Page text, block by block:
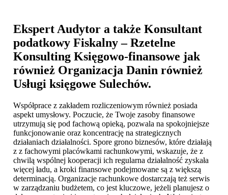
Ekspert Audytor a także Konsultant
podatkowy Fiskalny – Rzetelne
Konsulting Księgowo-finansowe jak
również Organizacja Danin również
Usługi księgowe Sulechów.
Współprace z zakładem rozliczeniowym również posiada
aspekt umysłowy. Poczucie, że Twoje zasoby finansowe
utrzymują się pod fachową opieką, pozwala na spokojniejsze
funkcjonowanie oraz koncentrację na strategicznych
działaniach działalności. Spore grono biznesów, które działają
z z fachowymi placówkami rachunkowymi, wskazuje, że z
chwilą wspólnej kooperacji ich regularna działalność zyskała
więcej ładu, a kroki finansowe podejmowane są z większą
determinacją. Organizacje rachunkowe dostarczają też serwis
w zarządzaniu budżetem, co jest kluczowe, jeżeli planujesz o